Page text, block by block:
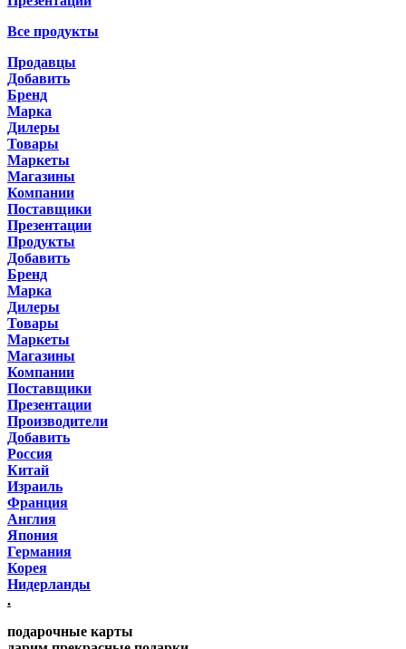
Все продукты
Продавцы
Добавить
Бренд
Марка
Дилеры
Товары
Маркеты
Магазины
Компании
Поставщики
Презентации
Продукты
Добавить
Бренд
Марка
Дилеры
Товары
Маркеты
Магазины
Компании
Поставщики
Презентации
Производители
Добавить
Россия
Китай
Израиль
Франция
Англия
Япония
Германия
Корея
Нидерланды
.
подарочные карты